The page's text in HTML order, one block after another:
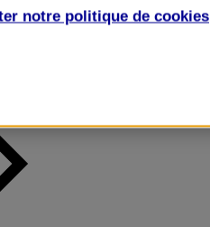
Fermer le menu principal
notre politique de cookies